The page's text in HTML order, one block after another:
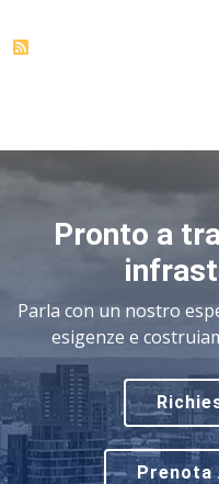
Pronto a
Parla con un nostro
esigenze e
Prenota